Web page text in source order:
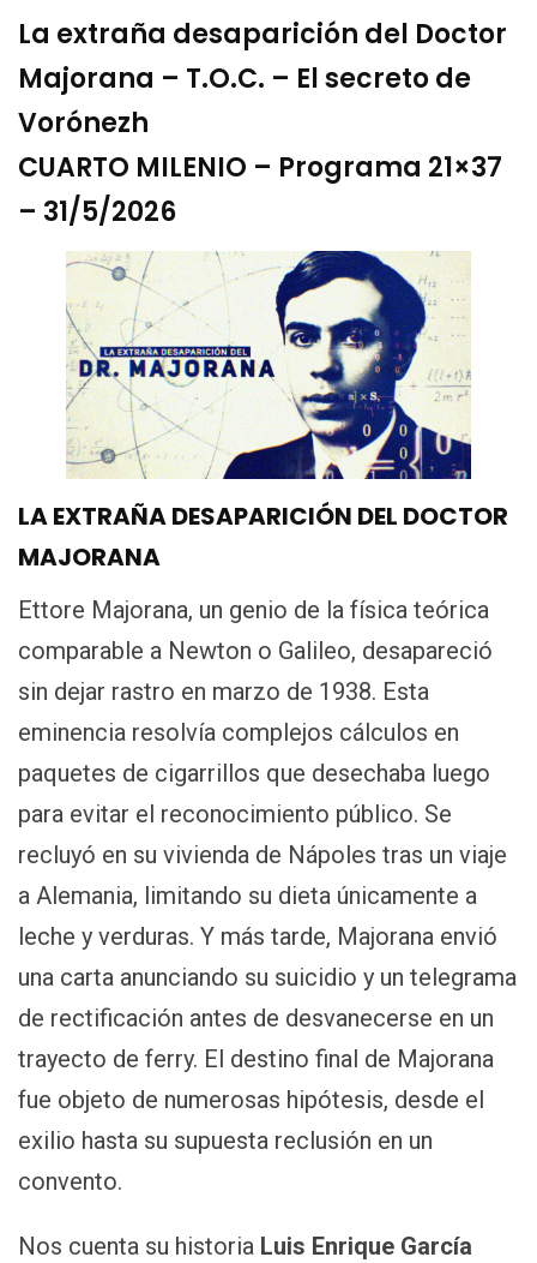
La extraña desaparición del Doctor
Majorana – T.O.C. – El secreto de
Vorónezh
CUARTO MILENIO – Programa 21×37
– 31/5/2026
LA EXTRAÑA DESAPARICIÓN DEL DOCTOR
MAJORANA
Ettore Majorana, un genio de la física teórica
comparable a Newton o Galileo, desapareció
sin dejar rastro en marzo de 1938. Esta
eminencia resolvía complejos cálculos en
paquetes de cigarrillos que desechaba luego
para evitar el reconocimiento público. Se
recluyó en su vivienda de Nápoles tras un viaje
a Alemania, limitando su dieta únicamente a
leche y verduras. Y más tarde, Majorana envió
una carta anunciando su suicidio y un telegrama
de rectificación antes de desvanecerse en un
trayecto de ferry. El destino final de Majorana
fue objeto de numerosas hipótesis, desde el
exilio hasta su supuesta reclusión en un
convento.
Nos cuenta su historia Luis Enrique García